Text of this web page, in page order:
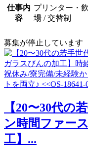
仕事内
容
プリンター・
場 / 交替制
募集が停止しています
【20〜30代の
ン時間ファー
工】...